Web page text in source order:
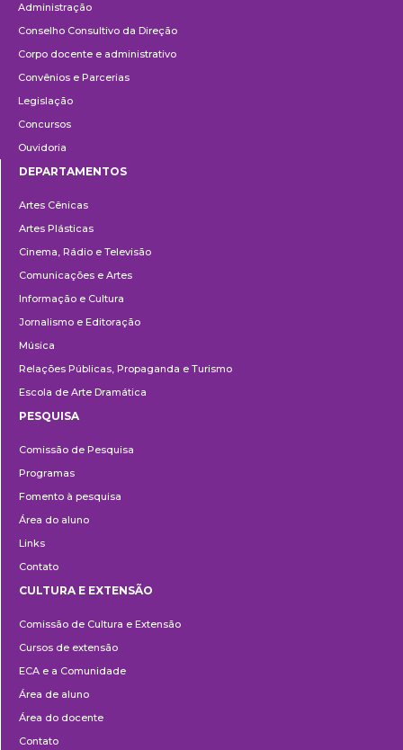
Administração
Conselho Consultivo da Direção
Corpo docente e administrativo
Convênios e Parcerias
Legislação
Concursos
Ouvidoria
DEPARTAMENTOS
Artes Cênicas
Artes Plásticas
Cinema, Rádio e Televisão
Comunicações e Artes
Informação e Cultura
Jornalismo e Editoração
Música
Relações Públicas, Propaganda e Turismo
Escola de Arte Dramática
PESQUISA
Comissão de Pesquisa
Programas
Fomento à pesquisa
Área do aluno
Links
Contato
e
Extensão
CULTURA E EXTENSÃO
Comissão de Cultura e Extensão
Cursos de extensão
ECA e a Comunidade
Área de aluno
Área do docente
Contato